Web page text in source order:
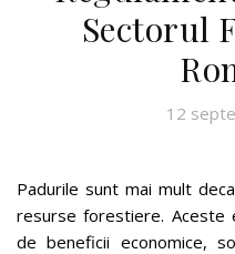
Sectorul
12
Padurile sunt mai mult
resurse forestiere. Aceste
de beneficii economice,